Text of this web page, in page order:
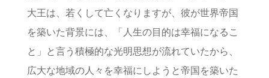
大王は、若くして亡くなりますが、彼が世界帝国
を築いた背景には、「人生の目的は幸福になるこ
と」と言う積極的な光明思想が流れていたから、
広大な地域の人々を幸福にしようと帝国を築いた